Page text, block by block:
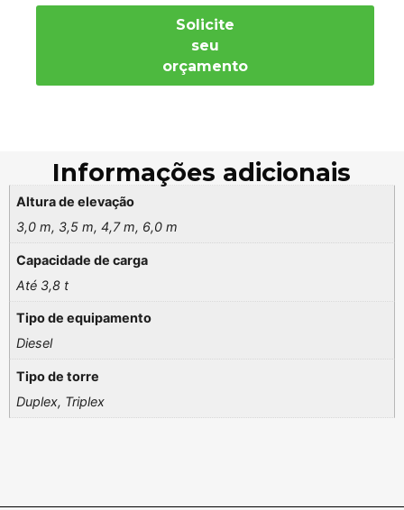
Solicite
seu
orçamento
Informações adicionais
Altura de elevação
3,0 m, 3,5 m, 4,7 m, 6,0 m
Capacidade de carga
Até 3,8 t
Tipo de equipamento
Diesel
Tipo de torre
Duplex, Triplex